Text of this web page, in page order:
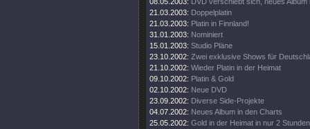
21.03.2003: Doppelplatin
21.03.2003: Platin in Finnland!
31.01.2003: Nominiert
15.01.2003: Studio Pläne
23.10.2002: Zwei exklusive Shows für
21.10.2002: Wieder Platin in der Heimat
09.10.2002: Platin & Gold
02.10.2002: Neue DVD
23.09.2002: Diverse Side-Projekte
04.07.2002: Neues Album in den Charts
25.05.2002: Gold in der Heimat in nur 2 Stunden